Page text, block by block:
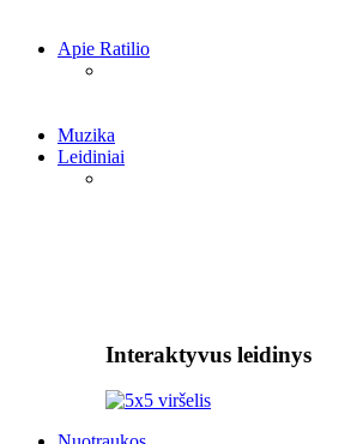
Apie Ratilio
Muzika
Leidiniai
Interaktyvus leidinys